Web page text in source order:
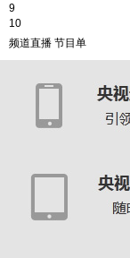
9
10
频道直播 节目单